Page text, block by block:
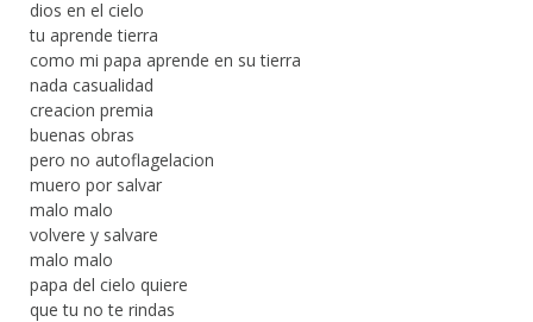
dios en el cielo
tu aprende tierra
como mi papa aprende en su tierra
nada casualidad
creacion premia
buenas obras
pero no autoflagelacion
muero por salvar
malo malo
volvere y salvare
malo malo
papa del cielo quiere
que tu no te rindas